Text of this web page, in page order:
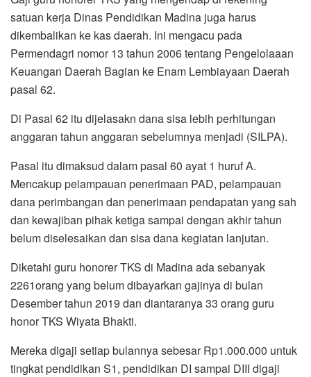
satuan kerja Dinas Pendidikan Madina juga harus
dikembalikan ke kas daerah. Ini mengacu pada
Permendagri nomor 13 tahun 2006 tentang Pengelolaaan
Keuangan Daerah Bagian ke Enam Lembiayaan Daerah
pasal 62.
Di Pasal 62 itu dijelasakn dana sisa lebih perhitungan
anggaran tahun anggaran sebelumnya menjadi (SILPA).
Pasal itu dimaksud dalam pasal 60 ayat 1 huruf A.
Mencakup pelampauan penerimaan PAD, pelampauan
dana perimbangan dan penerimaan pendapatan yang sah
dan kewajiban pihak ketiga sampai dengan akhir tahun
belum diselesaikan dan sisa dana kegiatan lanjutan.
Diketahi guru honorer TKS di Madina ada sebanyak
2261orang yang belum dibayarkan gajinya di bulan
Desember tahun 2019 dan diantaranya 33 orang guru
honor TKS Wiyata Bhakti.
Mereka digaji setiap bulannya sebesar Rp1.000.000 untuk
tingkat pendidikan S1, pendidikan DI sampai DIII digaji